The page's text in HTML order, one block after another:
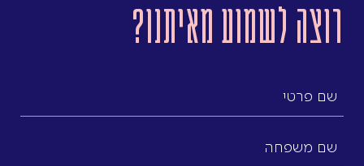
רוצה לשמוע מאיתנו?
פרטי
משפחה